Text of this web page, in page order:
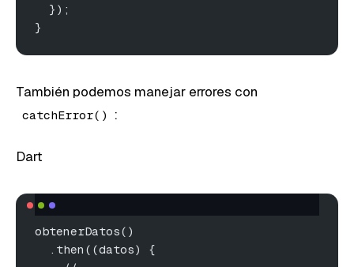
  });
}
También podemos manejar errores con
catchError() :
Dart
obtenerDatos()
  .then((datos) {